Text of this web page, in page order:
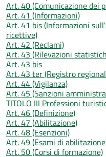
Art. 40 (Comunicazione dei
Art. 41 (Informazioni)
Art. 41 bis (Informazioni
ricettive)
Art. 42 (Reclami)
Art. 43 (Rilevazioni
Art. 43 bis
Art. 43 ter (Registro
Art. 44 (Vigilanza)
Art. 45 (Sanzioni
TITOLO III Professioni
Art. 46 (Definizione)
Art. 47 (Abilitazione)
Art. 48 (Esenzioni)
Art. 49 (Esami di
Art. 50 (Corsi di formazione)